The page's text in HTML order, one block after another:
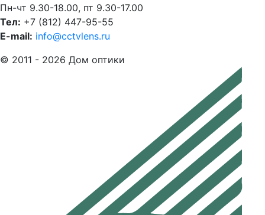
Пн-чт 9.30-18.00, пт 9.30-17.00
Тел: +7 (812) 447-95-55
E-mail: info@cctvlens.ru
© 2011 - 2026 Дом оптики